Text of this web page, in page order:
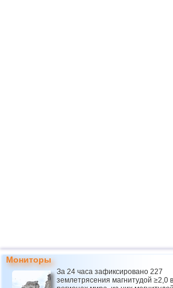
Мониторы
За 24 часа зафиксировано 227
землетрясения магнитудой ≥2,0